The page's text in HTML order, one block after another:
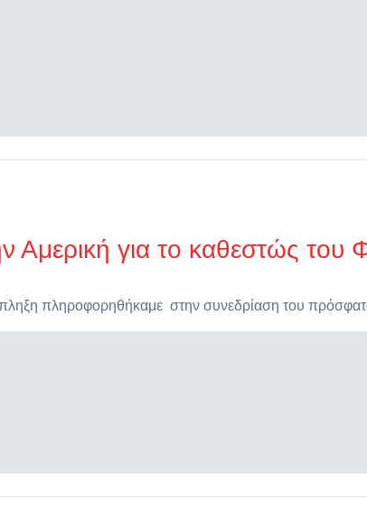
Αμερική για το καθεστώς του
πληροφορηθήκαμε στην συνεδρίαση του